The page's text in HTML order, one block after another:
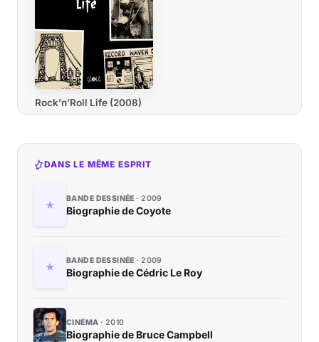
Rock’n’Roll Life (2008)
DANS LE MÊME ESPRIT
BANDE DESSINÉE 2009
Biographie de Coyote
BANDE DESSINÉE 2009
Biographie de Cédric Le Roy
CINÉMA 2010
Biographie de Bruce Campbell